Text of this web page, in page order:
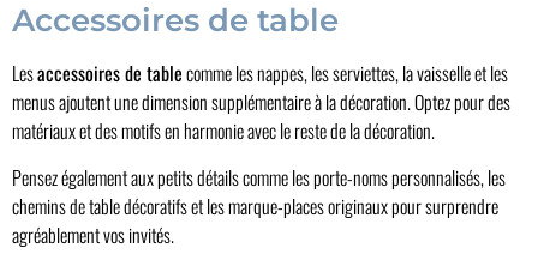
Accessoires de table
Lesaccessoires de tablecomme les nappes, les serviettes, la vaisselle et les
menus ajoutent une dimension supplémentaire à la décoration. Optez pour des
matériaux et des motifs en harmonie avec le reste de la décoration.
Pensez également aux petits détails comme les porte-noms personnalisés, les
chemins de table décoratifs et les marque-places originaux pour surprendre
agréablement vos invités.